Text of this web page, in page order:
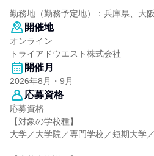
勤務地（勤務予定地）：兵庫県、大
開催地
オンライン
トライアドウエスト株式会社
開催月
2026年8月・9月
応募資格
応募資格
【対象の学校種】
大学／大学院／専門学校／短期大学